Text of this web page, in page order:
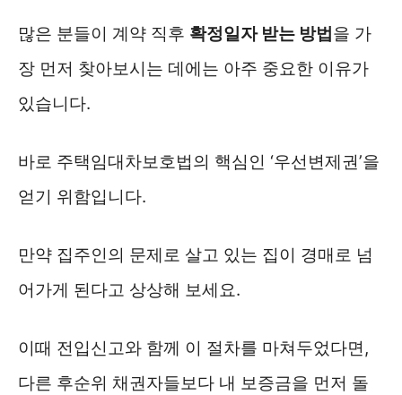
많은 분들이 계약 직후 확정일자 받는 방법 을 가
장 먼저 찾아보시는 데에는 아주 중요한 이유가
있습니다.
바로 주택임대차보호법의 핵심인 ‘우선변제권’을
얻기 위함입니다.
만약 집주인의 문제로 살고 있는 집이 경매로 넘
어가게 된다고 상상해 보세요.
이때 전입신고와 함께 이 절차를 마쳐두었다면,
다른 후순위 채권자들보다 내 보증금을 먼저 돌